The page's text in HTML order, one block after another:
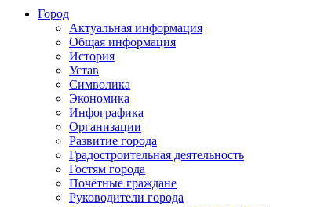
Город
Актуальная информация
Общая информация
История
Устав
Символика
Экономика
Инфографика
Организации
Развитие города
Градостроительная деятельность
Гостям города
Почётные граждане
Руководители города